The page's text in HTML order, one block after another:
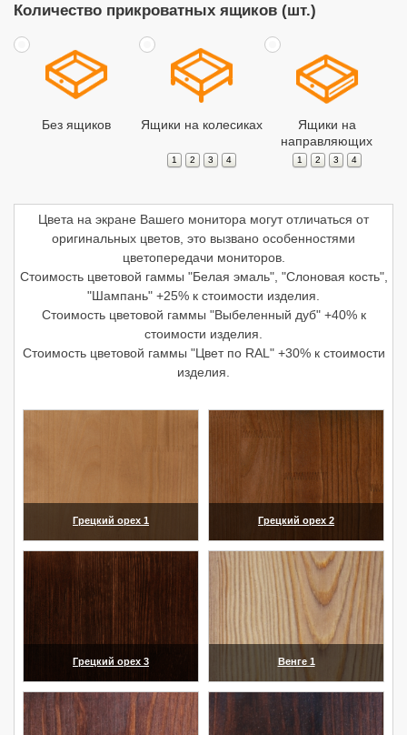
Количество прикроватных ящиков (шт.)
Без ящиков Ящики на колесиках
1 2 3 4
Ящики на
направляющих
1 2 3 4
Цвета на экране Вашего монитора могут отличаться от
оригинальных цветов, это вызвано особенностями
цветопередачи мониторов.
Стоимость цветовой гаммы "Белая эмаль", "Слоновая кость",
"Шампань" +25% к стоимости изделия.
Стоимость цветовой гаммы "Выбеленный дуб" +40% к
стоимости изделия.
Стоимость цветовой гаммы "Цвет по RAL" +30% к стоимости
изделия.
Грецкий орех 1 Грецкий орех 2
Грецкий орех 3 Венге 1